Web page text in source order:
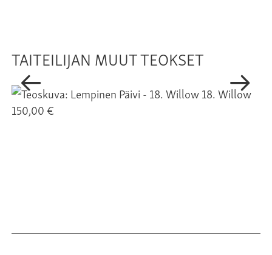
TAITEILIJAN MUUT TEOKSET
18. Willow
150,00 €